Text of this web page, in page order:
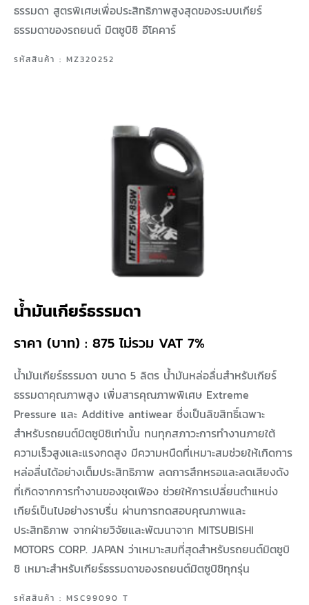
ธรรมดา สูตรพิเศษเพื่อประสิทธิภาพสูงสุดของระบบเกียร์
ธรรมดาของรถยนต์ มิตซูบิชิ อีโคคาร์
รหัสสินค้า : MZ320252
น้ำมันเกียร์ธรรมดา
ราคา (บาท) : 875 ไม่รวม VAT 7%
น้ำมันเกียร์ธรรมดา ขนาด 5 ลิตร น้ำมันหล่อลื่นสำหรับเกียร์
ธรรมดาคุณภาพสูง เพิ่มสารคุณภาพพิเศษ Extreme
Pressure และ Additive antiwear ซึ่งเป็นลิขสิทธิ์เฉพาะ
สำหรับรถยนต์มิตซูบิชิเท่านั้น ทนทุกสภาวะการทำงานภายใต้
ความเร็วสูงและแรงกดสูง มีความหนืดที่เหมาะสมช่วยให้เกิดการ
หล่อลื่นได้อย่างเต็มประสิทธิภาพ ลดการสึกหรอและลดเสียงดัง
ที่เกิดจากการทำงานของชุดเฟือง ช่วยให้การเปลี่ยนตำแหน่ง
เกียร์เป็นไปอย่างราบรื่น ผ่านการทดสอบคุณภาพและ
ประสิทธิภาพ จากฝ่ายวิจัยและพัฒนาจาก MITSUBISHI
MOTORS CORP. JAPAN ว่าเหมาะสมที่สุดสำหรับรถยนต์มิตซูบิ
ชิ เหมาะสำหรับเกียร์ธรรมดาของรถยนต์มิตซูบิชิทุกรุ่น
รหัสสินค้า : MSC99090 T